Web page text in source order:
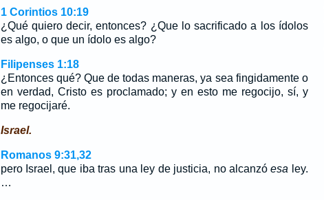
1 Corintios 10:19
¿Qué quiero decir, entonces? ¿Que lo sacrificado a los ídolos
es algo, o que un ídolo es algo?
Filipenses 1:18
¿Entonces qué? Que de todas maneras, ya sea fingidamente o
en verdad, Cristo es proclamado; y en esto me regocijo, sí, y
me regocijaré.
Israel.
Romanos 9:31,32
pero Israel, que iba tras una ley de justicia, no alcanzóesa ley.
…